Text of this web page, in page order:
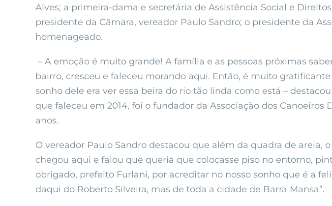
Alves; a primeira-dama e secretária de Assistência Social e
presidente da Câmara, vereador Paulo Sandro; o presidente da
homenageado.
– A emoção é muito grande! A família e as pessoas próximas
bairro, cresceu e faleceu morando aqui. Então, é muito
sonho dele era ver essa beira do rio tão linda como está –
que faleceu em 2014, foi o fundador da Associação dos
anos.
O vereador Paulo Sandro destacou que além da quadra de areia,
chegou aqui e falou que queria que colocasse piso no entorno,
obrigado, prefeito Furlani, por acreditar no nosso sonho que é a
daqui do Roberto Silveira, mas de toda a cidade de Barra Mansa”.